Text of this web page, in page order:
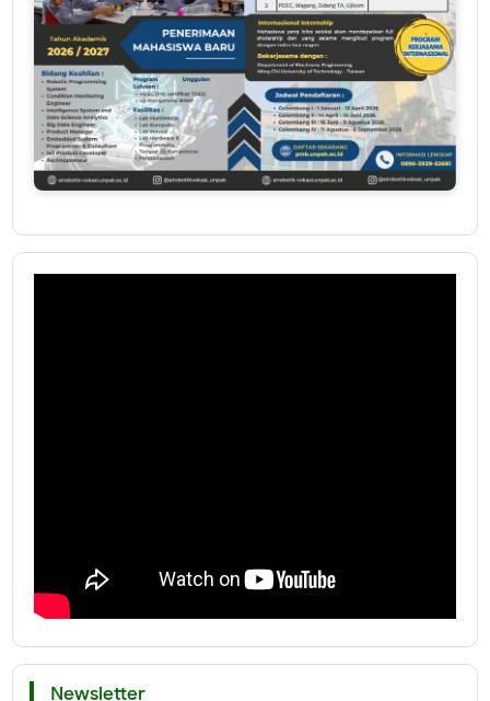
Newsletter